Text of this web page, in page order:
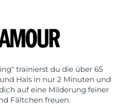
trainierst du die über 65
Hals in nur 2 Minuten und
auf eine Milderung feiner
Fältchen freuen.